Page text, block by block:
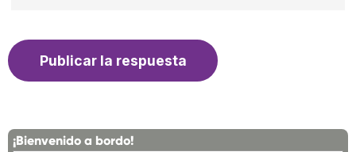
¡Bienvenido a bordo!